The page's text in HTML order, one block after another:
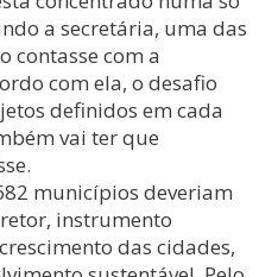
a secretária, uma das
contasse com a
com ela, o desafio
definidos em cada
vai ter que
municípios deveriam
instrumento
das cidades,